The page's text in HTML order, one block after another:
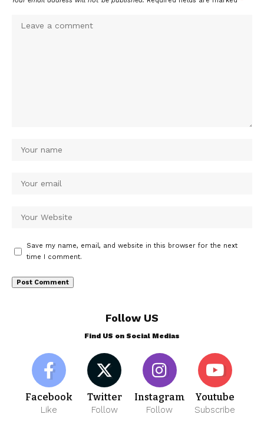
Save my name, email, and website in this browser for the next
time I comment.
Follow US
Find US on Social Medias
Facebook
Like
Twitter
Follow
Instagram
Follow
Youtube
Subscribe